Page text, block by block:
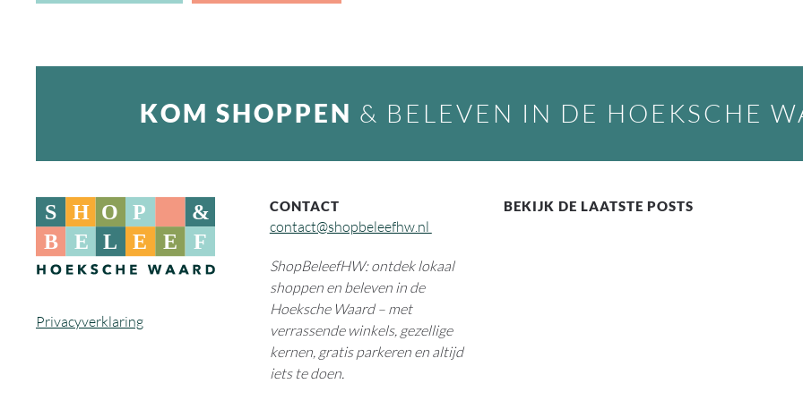
KOM SHOPPEN & BELEVEN IN DE HOEKSCHE
Privacyverklaring
CONTACT
contact@shopbeleefhw.nl
ShopBeleefHW: ontdek lokaal
shoppen en beleven in de
Hoeksche Waard – met
verrassende winkels, gezellige
kernen, gratis parkeren en altijd
iets te doen.
BEKIJK DE LAATSTE POSTS